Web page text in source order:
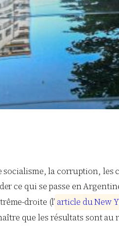
la corruption,
ce qui se passe en
droite (l’ article duNewY
que les résultats sont au